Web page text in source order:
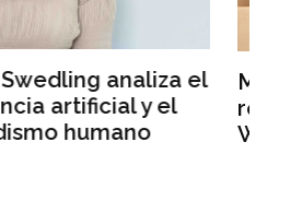
Libre registra ingresos
sus acciones caen en